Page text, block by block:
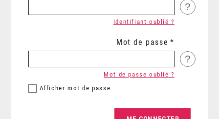
?
Identifiant oublié ?
Mot de passe
?
Afficher mot de passe
Mot de passe oublié ?